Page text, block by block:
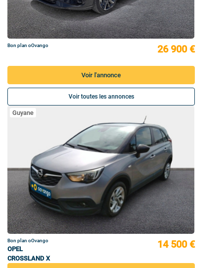
Bon plan oOvango 26 900 €
Voir l'annonce
Voir toutes les annonces
Guyane
Bon plan oOvango
OPEL
CROSSLAND X
14 500 €